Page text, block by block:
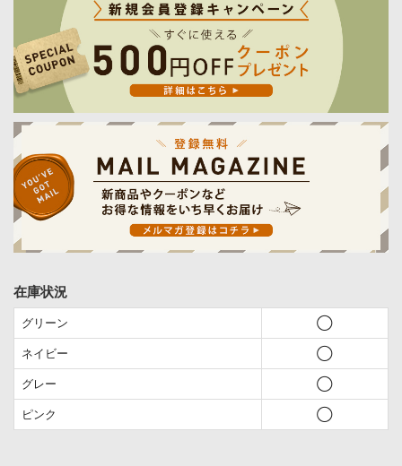
在庫状況
グリーン ◯
ネイビー ◯
グレー ◯
ピンク ◯